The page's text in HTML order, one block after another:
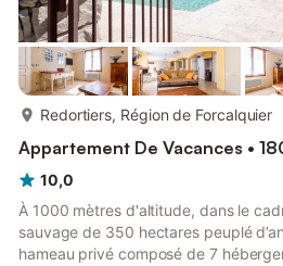
Redortiers, Région de Forcalquier
Appartement De Vacances •
10,0
À 1000 mètres d'altitude, dans le
sauvage de 350 hectares peuplé
hameau privé composé de 7